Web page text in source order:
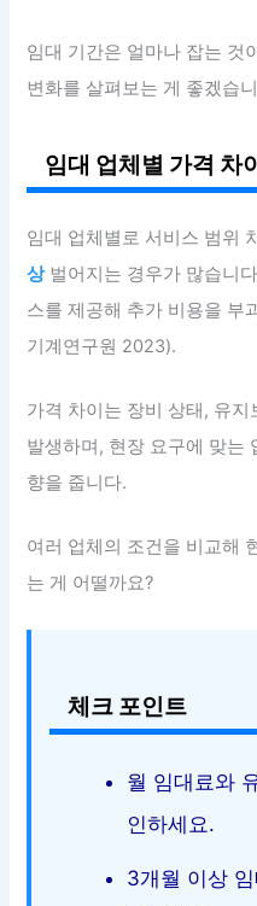
임대 기간은 얼마나 잡는 것
변화를 살펴보는 게 좋겠습
임대 업체별 가격 차
임대 업체별로 서비스 범위
상벌어지는 경우가 많습니
스를 제공해 추가 비용을 부
기계연구원 2023).
가격 차이는 장비 상태, 유
발생하며, 현장 요구에 맞는
향을 줍니다.
여러 업체의 조건을 비교해
는 게 어떨까요?
체크 포인트
월 임대료와
인하세요.
3개월 이상